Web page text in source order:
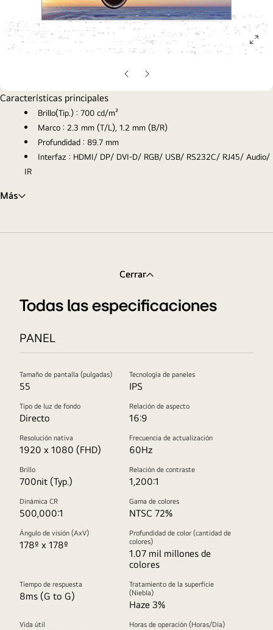
open
Diapositiva
anterior
Diapositiva
siguiente
Características principales
Brillo(Tip.) : 700 cd/m²
Marco : 2.3 mm (T/L), 1.2 mm (B/R)
Profundidad : 89.7 mm
Interfaz : HDMI/ DP/ DVI-D/ RGB/ USB/ RS232C/ RJ45/ Audio/
IR
Más
Cerrar
Todas las especificaciones
PANEL
Tamaño de pantalla (pulgadas)
55
Tecnología de paneles
IPS
Tipo de luz de fondo
Directo
Relación de aspecto
16:9
Resolución nativa
1920 x 1080 (FHD)
Frecuencia de actualización
60Hz
Brillo
700nit (Typ.)
Relación de contraste
1,200:1
Dinámica CR
500,000:1
Gama de colores
NTSC 72%
Ángulo de visión (AxV)
178º x 178º
Profundidad de color (cantidad de
colores)
1.07 mil millones de
colores
Tiempo de respuesta
8ms (G to G)
Tratamiento de la superficie
(Niebla)
Haze 3%
Vida útil Horas de operación (Horas/Día)